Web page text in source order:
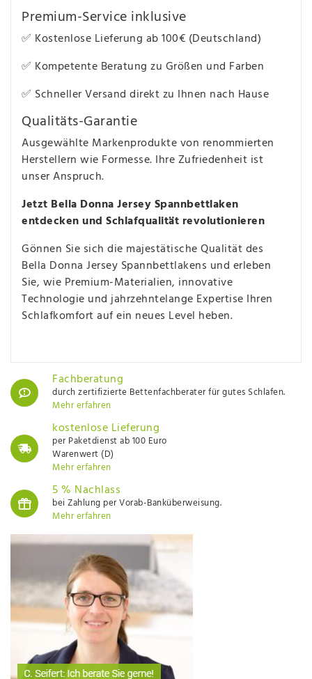
Premium-Service inklusive
✅ Kostenlose Lieferung ab 100€ (Deutschland)
✅ Kompetente Beratung zu Größen und Farben
✅ Schneller Versand direkt zu Ihnen nach Hause
Qualitäts-Garantie
Ausgewählte Markenprodukte von renommierten
Herstellern wie Formesse. Ihre Zufriedenheit ist
unser Anspruch.
Jetzt Bella Donna Jersey Spannbettlaken
entdecken und Schlafqualität revolutionieren
Gönnen Sie sich die majestätische Qualität des
Bella Donna Jersey Spannbettlakens und erleben
Sie, wie Premium-Materialien, innovative
Technologie und jahrzehntelange Expertise Ihren
Schlafkomfort auf ein neues Level heben.
Fachberatung
durch zertifizierte Bettenfachberater für gutes Schlafen.
Mehr erfahren
kostenlose Lieferung
per Paketdienst ab 100 Euro
Warenwert (D)
Mehr erfahren
5 % Nachlass
bei Zahlung per Vorab-Banküberweisung.
Mehr erfahren